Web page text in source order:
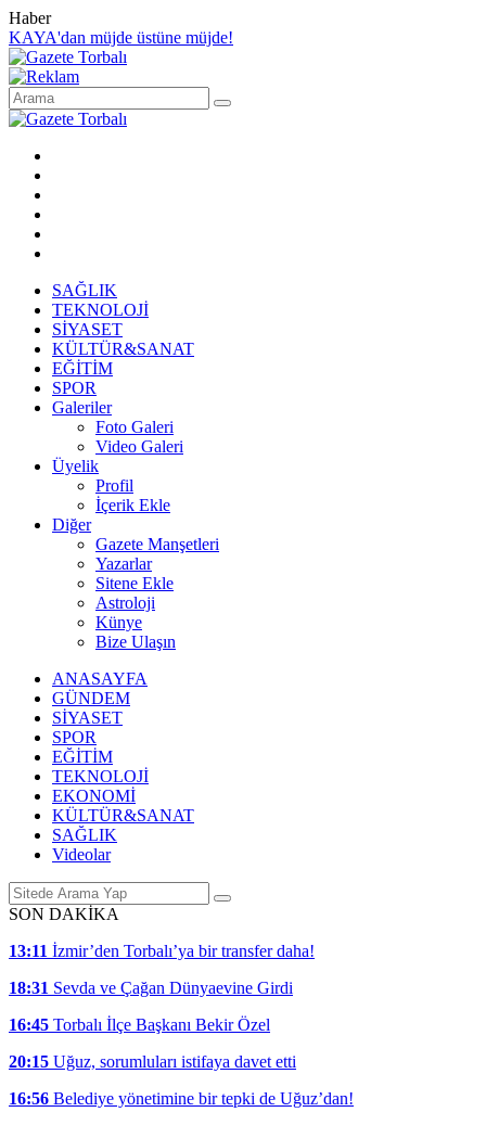
Haber
KAYA'dan müjde üstüne müjde!
SAĞLIK
TEKNOLOJİ
SİYASET
KÜLTÜR&SANAT
EĞİTİM
SPOR
Galeriler
Foto Galeri
Video Galeri
Üyelik
Profil
İçerik Ekle
Diğer
Gazete Manşetleri
Yazarlar
Sitene Ekle
Astroloji
Künye
Bize Ulaşın
ANASAYFA
GÜNDEM
SİYASET
SPOR
EĞİTİM
TEKNOLOJİ
EKONOMİ
KÜLTÜR&SANAT
SAĞLIK
Videolar
SON DAKİKA
13:11 İzmir’den Torbalı’ya bir transfer daha!
18:31 Sevda ve Çağan Dünyaevine Girdi
16:45 Torbalı İlçe Başkanı Bekir Özel
20:15 Uğuz, sorumluları istifaya davet etti
16:56 Belediye yönetimine bir tepki de Uğuz’dan!